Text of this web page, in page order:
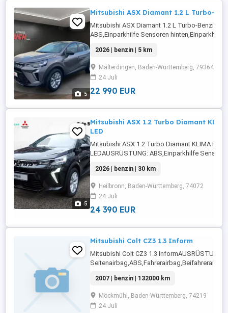
5
Mitsubishi ASX Diamant 1.2 L Turbo-
Mitsubishi ASX Diamant 1.2 L Turbo-
ABS,Einparkhilfe Sensoren hinten,Einparkhilfe
Lenkrad,LED-
CarPlay,Android ...
2026 | benzin | 5 km
Malterdingen, Baden-Württemberg, 79364
24 Juli
22 990 EUR
5
Mitsubishi ASX 1.2 Turbo Diamant
LED
Mitsubishi ASX 1.2 Turbo Diamant KLIMA PDC
LEDAUSRÜSTUNG: ABS,Einparkhilfe
Radio,Radio,LED-
Tagfahrlicht,Elektrische
...
2026 | benzin | 30 km
Heilbronn, Baden-Württemberg, 74072
24 Juli
24 390 EUR
Mitsubishi Colt CZ3 1.3 Inform
Mitsubishi Colt CZ3 1.3 InformAUSRÜSTUNG:
Fensterheber,KlimaautomatikDetails: Weitere
KontaktAutoscout24.de
2007 | benzin | 132000 km
Möckmühl, Baden-Württemberg, 74219
24 Juli